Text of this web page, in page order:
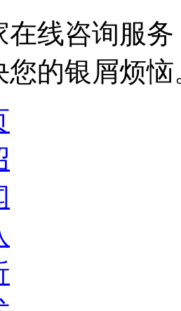
在线咨询服
您的银屑烦恼